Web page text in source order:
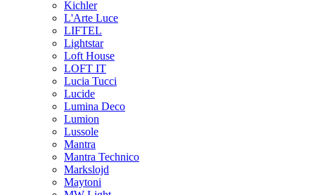
Kichler
L'Arte Luce
LIFTEL
Lightstar
Loft House
LOFT IT
Lucia Tucci
Lucide
Lumina Deco
Lumion
Lussole
Mantra
Mantra Technico
Markslojd
Maytoni